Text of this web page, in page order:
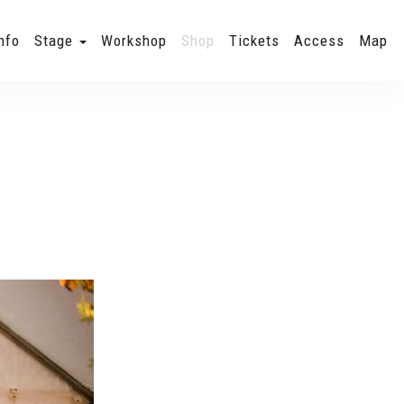
Stage Workshop Shop Tickets Access Map